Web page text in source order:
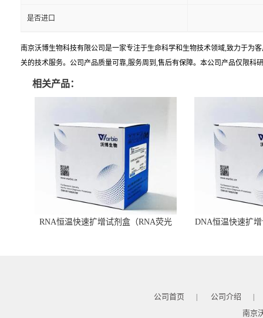
是否进口
南京沃博生物科技有限公司是一家专注于生命科学和生物技术领域,致力于为
关的技术服务。公司产品质量可靠,服务周到,售后有保障。本公司产品仅限科
相关产品：
RNA恒温快速扩增试剂盒（RNA荧光
DNA恒温快速扩
公司首页 | 公司介绍 |
南京